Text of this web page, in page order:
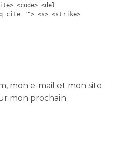
<code> <del
cite=""> <s> <strike>
mon e-mail et mon site
mon prochain